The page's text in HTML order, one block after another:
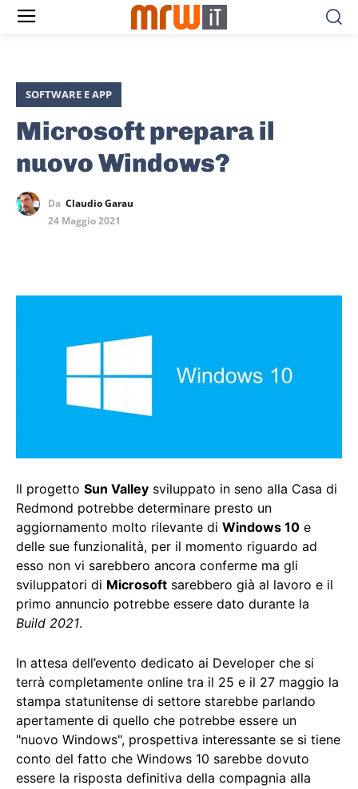
SOFTWARE E APP
Microsoft prepara il
nuovo Windows?
Da Claudio Garau
24 Maggio 2021
Il progetto Sun Valley sviluppato in seno alla Casa di
Redmond potrebbe determinare presto un
aggiornamento molto rilevante di Windows 10 e
delle sue funzionalità, per il momento riguardo ad
esso non vi sarebbero ancora conferme ma gli
sviluppatori di Microsoft sarebbero già al lavoro e il
primo annuncio potrebbe essere dato durante la
Build 2021.
In attesa dell’evento dedicato ai Developer che si
terrà completamente online tra il 25 e il 27 maggio la
stampa statunitense di settore starebbe parlando
apertamente di quello che potrebbe essere un
"nuovo Windows", prospettiva interessante se si tiene
conto del fatto che Windows 10 sarebbe dovuto
essere la risposta definitiva della compagnia alla